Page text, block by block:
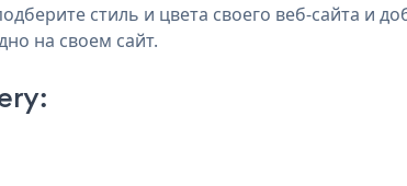
стиль и цвета своего веб-сайта и
на своем сайт.